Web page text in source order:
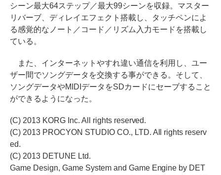
シーン最大64ステップ／最大99シーンを収録。マスター
リバーブ、ディレイエフェクト搭載し、タッチペンによ
る感覚的なノート／コード／リズム入力モードを搭載し
ている。
また、インターネットやすれ違い通信を利用し、ユー
ザー間でソングデータを交換する事ができる。そして、
ソングデータやMIDIデータをSDカードにセーブすること
ができるようになった。
(C) 2013 KORG Inc. All rights reserved.
(C) 2013 PROCYON STUDIO CO., LTD. All rights reserv
ed.
(C) 2013 DETUNE Ltd.
Game Design, Game System and Game Engine by DET